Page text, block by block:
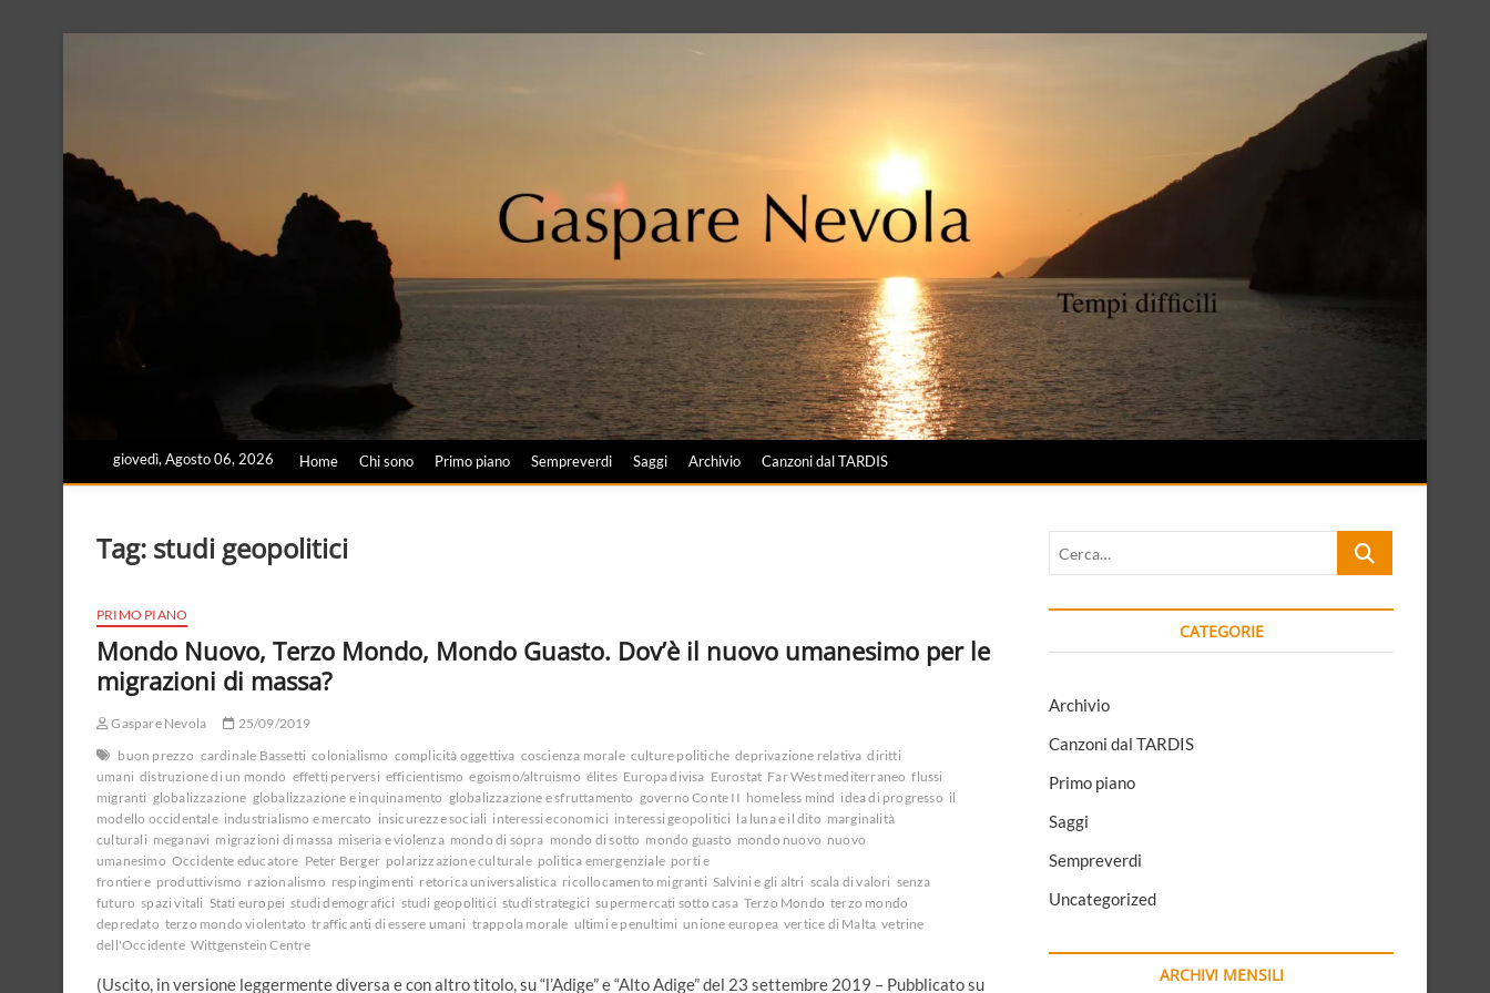
giovedì, Agosto 06, 2026 Home Chi sono Primo piano Sempreverdi Saggi Archivio Canzoni dal TARDIS
Tag: studi geopolitici
PRIMO PIANO
Mondo Nuovo, Terzo Mondo, Mondo Guasto. Dov’è il nuovo umanesimo per le
migrazioni di massa?
Gaspare Nevola
25/09/2019
buon prezzo cardinale Bassetti colonialismo complicità oggettiva coscienza morale culture politiche deprivazione relativa diritti
umani distruzione di un mondo effetti perversi efficientismo egoismo/altruismo élites Europa divisa Eurostat Far West mediterraneo flussi
migranti globalizzazione globalizzazione e inquinamento globalizzazione e sfruttamento governo Conte II homeless mind idea di progresso il
modello occidentale industrialismo e mercato insicurezze sociali interessi economici interessi geopolitici la luna e il dito marginalità
culturali meganavi migrazioni di massa miseria e violenza mondo di sopra mondo di sotto mondo guasto mondo nuovo nuovo
umanesimo Occidente educatore Peter Berger polarizzazione culturale politica emergenziale porti e
frontiere produttivismo razionalismo respingimenti retorica universalistica ricollocamento migranti Salvini e gli altri scala di valori senza
futuro spazi vitali Stati europei studi demografici studi geopolitici studi strategici supermercati sotto casa Terzo Mondo terzo mondo
depredato terzo mondo violentato trafficanti di essere umani trappola morale ultimi e penultimi unione europea vertice di Malta vetrine
dell'Occidente Wittgenstein Centre
(Uscito, in versione leggermente diversa e con altro titolo, su “l’Adige” e “Alto Adige” del 23 settembre 2019 – Pubblicato su
Cerca…
CATEGORIE
Archivio
Canzoni dal TARDIS
Primo piano
Saggi
Sempreverdi
Uncategorized
ARCHIVI MENSILI